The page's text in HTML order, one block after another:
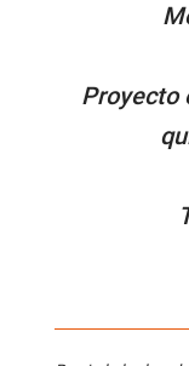
Proyecto